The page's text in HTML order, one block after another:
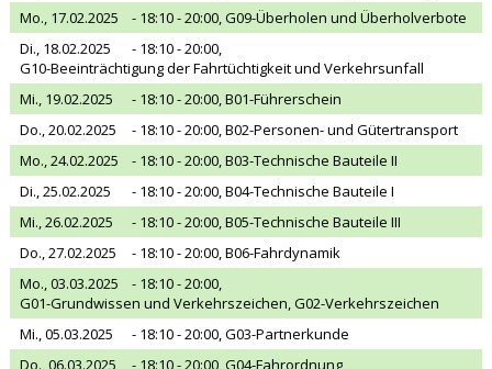
Mo., 17.02.2025
- 18:10 - 20:00,G09-Überholen und Überholverbote
Di., 18.02.2025
- 18:10 - 20:00,
G10-Beeinträchtigung der Fahrtüchtigkeit und Verkehrsunfall
Mi., 19.02.2025
- 18:10 - 20:00,B01-Führerschein
Do., 20.02.2025
- 18:10 - 20:00,B02-Personen- und Gütertransport
Mo., 24.02.2025
- 18:10 - 20:00,B03-Technische Bauteile II
Di., 25.02.2025
- 18:10 - 20:00,B04-Technische Bauteile I
Mi., 26.02.2025
- 18:10 - 20:00,B05-Technische Bauteile III
Do., 27.02.2025
- 18:10 - 20:00,B06-Fahrdynamik
Mo., 03.03.2025
- 18:10 - 20:00,
G01-Grundwissen und Verkehrszeichen, G02-Verkehrszeichen
Mi., 05.03.2025
- 18:10 - 20:00,G03-Partnerkunde
Do., 06.03.2025
- 18:10 - 20:00,G04-Fahrordnung